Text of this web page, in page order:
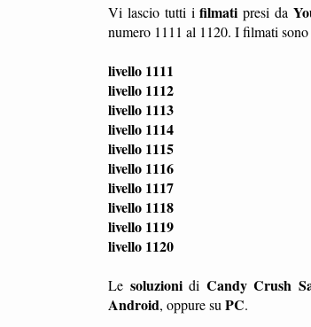
Vi lascio tutti ifilmati presi da
numero 1111 al 1120. I filmati
livello 1111
livello 1112
livello 1113
livello 1114
livello 1115
livello 1116
livello 1117
livello 1118
livello 1119
livello 1120
Le soluzionidi Candy Crush
Android, oppure su PC.